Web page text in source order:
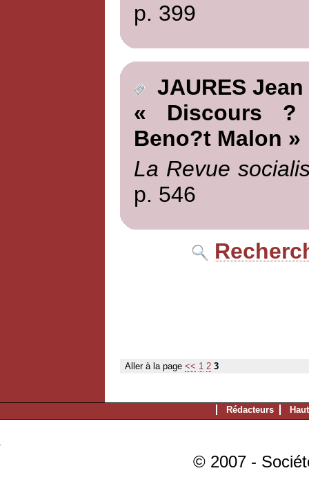
p. 399
JAURES Jean
« Discours ?
Beno?t Malon »
La Revue
p. 546
Aller à la page << 1 2 3
Rédacteurs
© 2007 -